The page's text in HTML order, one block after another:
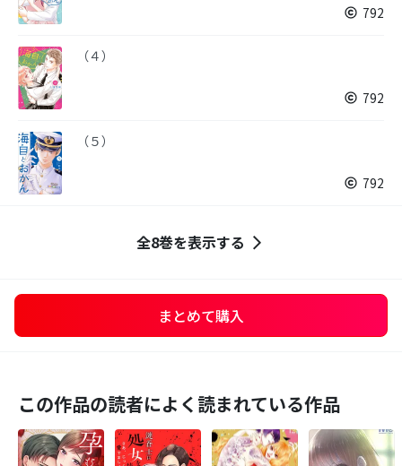
792
（４）
792
（５）
792
全8巻を表示する
まとめて購入
この作品の読者によく読まれている作品